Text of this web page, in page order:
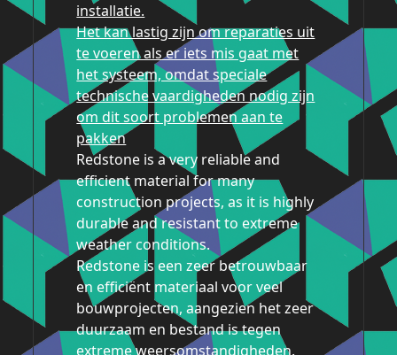
installatie.
Het kan lastig zijn om reparaties uit
te voeren als er iets mis gaat met
het systeem, omdat speciale
technische vaardigheden nodig zijn
om dit soort problemen aan te
pakken
Redstone is a very reliable and
efficient material for many
construction projects, as it is highly
durable and resistant to extreme
weather conditions.
Redstone is een zeer betrouwbaar
en efficiënt materiaal voor veel
bouwprojecten, aangezien het zeer
duurzaam en bestand is tegen
extreme weersomstandigheden.